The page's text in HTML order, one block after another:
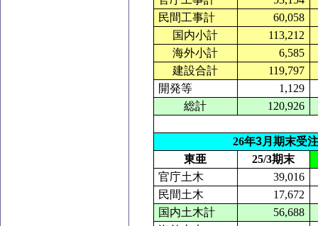
民間工事計
60,058
国内小計
113,212
海外小計
6,585
建設合計
119,797
開発等
1,129
総計
120,926
26年3月期末受
東亜
25/3期末
官庁土木
39,016
民間土木
17,672
国内土木計
56,688